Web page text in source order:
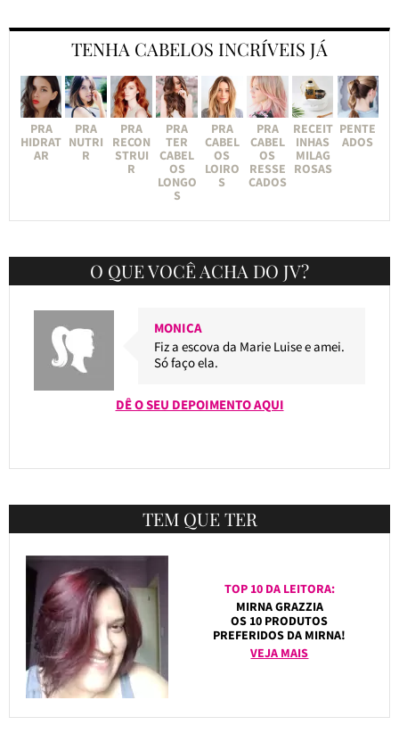
TENHA CABELOS INCRÍVEIS JÁ
PRA
HIDRAT
AR
PRA
NUTRI
R
PRA
RECON
STRUI
R
PRA
TER
CABEL
OS
LONGO
S
PRA
CABEL
OS
LOIRO
S
PRA
CABEL
OS
RESSE
CADOS
RECEIT
INHAS
MILAG
ROSAS
PENTE
ADOS
O QUE VOCÊ ACHA DO JV?
MONICA
Fiz a escova da Marie Luise e amei.
Só faço ela.
DÊ O SEU DEPOIMENTO AQUI
TEM QUE TER
TOP 10 DA LEITORA:
MIRNA GRAZZIA
OS 10 PRODUTOS
PREFERIDOS DA MIRNA!
VEJA MAIS